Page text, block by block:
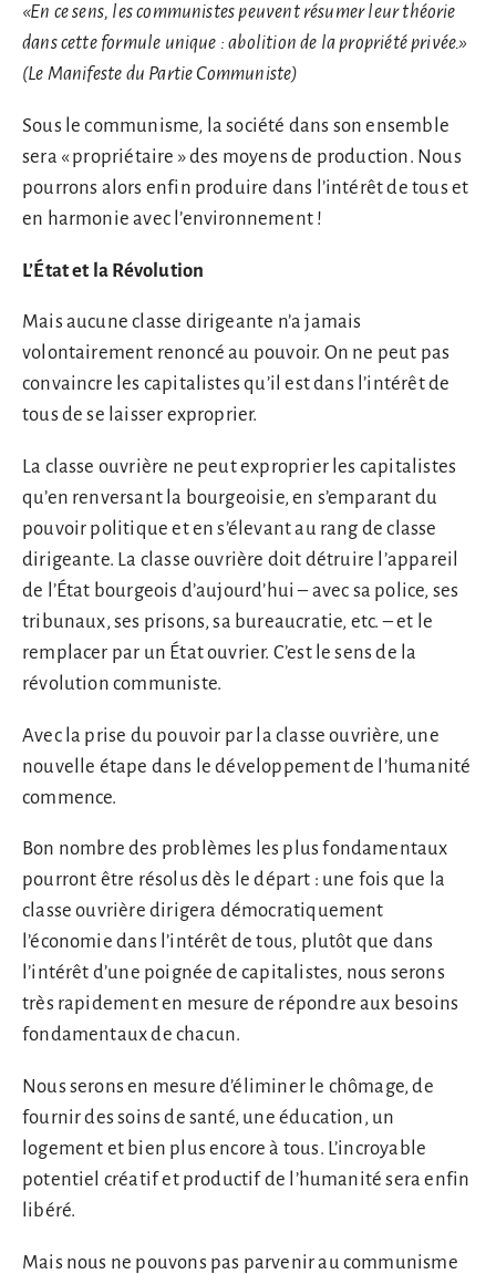
«En ce sens, les communistes peuvent résumer leur théorie
dans cette formule unique : abolition de la propriété privée.»
(Le Manifeste du Partie Communiste)
Sous le communisme, la société dans son ensemble
sera « propriétaire » des moyens de production. Nous
pourrons alors enfin produire dans l’intérêt de tous et
en harmonie avec l’environnement !
L’État et la Révolution
Mais aucune classe dirigeante n’a jamais
volontairement renoncé au pouvoir. On ne peut pas
convaincre les capitalistes qu’il est dans l’intérêt de
tous de se laisser exproprier.
La classe ouvrière ne peut exproprier les capitalistes
qu’en renversant la bourgeoisie, en s’emparant du
pouvoir politique et en s’élevant au rang de classe
dirigeante. La classe ouvrière doit détruire l’appareil
de l’État bourgeois d’aujourd’hui – avec sa police, ses
tribunaux, ses prisons, sa bureaucratie, etc. – et le
remplacer par un État ouvrier. C’est le sens de la
révolution communiste.
Avec la prise du pouvoir par la classe ouvrière, une
nouvelle étape dans le développement de l’humanité
commence.
Bon nombre des problèmes les plus fondamentaux
pourront être résolus dès le départ : une fois que la
classe ouvrière dirigera démocratiquement
l’économie dans l’intérêt de tous, plutôt que dans
l’intérêt d’une poignée de capitalistes, nous serons
très rapidement en mesure de répondre aux besoins
fondamentaux de chacun.
Nous serons en mesure d’éliminer le chômage, de
fournir des soins de santé, une éducation, un
logement et bien plus encore à tous. L’incroyable
potentiel créatif et productif de l’humanité sera enfin
libéré.
Mais nous ne pouvons pas parvenir au communisme